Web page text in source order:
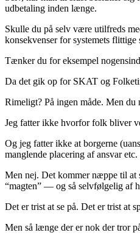
udbetaling inden længe.
Skulle du på selv være utilfreds
konsekvenser for systemets flittige
Tænker du for eksempel
Da det gik op for SKAT og
Rimeligt? På ingen måde. Men du
Jeg fatter ikke hvorfor folk bliver
Og jeg fatter ikke at borgerne
manglende placering af ansvar etc.
Men nej. Det kommer næppe til at
“magten” –– og så selvfølgelig af
Det er trist at se på. Det er trist at
Men så længe der er nok der tror